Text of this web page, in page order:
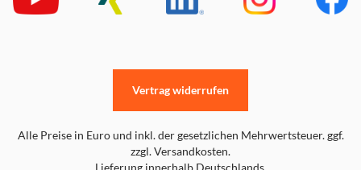
Alle Preise in Euro und inkl. der gesetzlichen Mehrwertsteuer. ggf.
zzgl. Versandkosten.
Lieferung innerhalb Deutschlands.
Vertrag widerrufen